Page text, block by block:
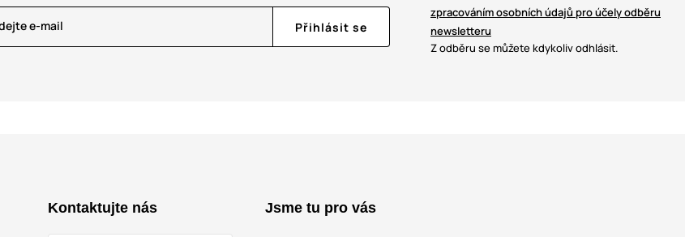
e-mail Přihlásit se
zpracováním osobních údajů pro účely odběru
newsletteru
Z odběru se můžete kdykoliv odhlásit.
Kontaktujte nás Jsme tu pro vás